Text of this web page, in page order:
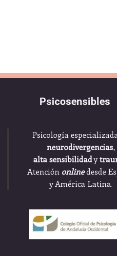
Psicosensibles
Psicología
neurodivergencias,
alta sensibilidady
Atención onlinedesde
y América Latina.